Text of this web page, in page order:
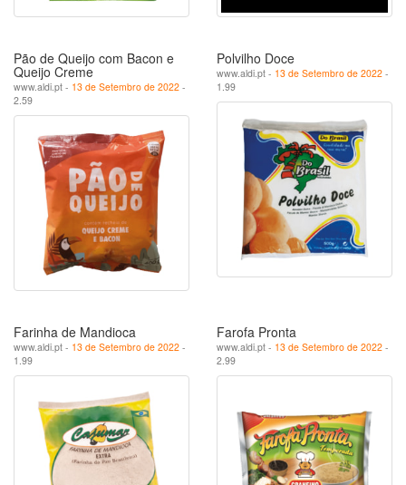
Pão de Queijo com Bacon e
Queijo Creme
www.aldi.pt - 13 de Setembro de 2022 -
2.59
Polvilho Doce
www.aldi.pt - 13 de Setembro de 2022 -
1.99
Farinha de Mandioca
www.aldi.pt - 13 de Setembro de 2022 -
1.99
Farofa Pronta
www.aldi.pt - 13 de Setembro de 2022 -
2.99